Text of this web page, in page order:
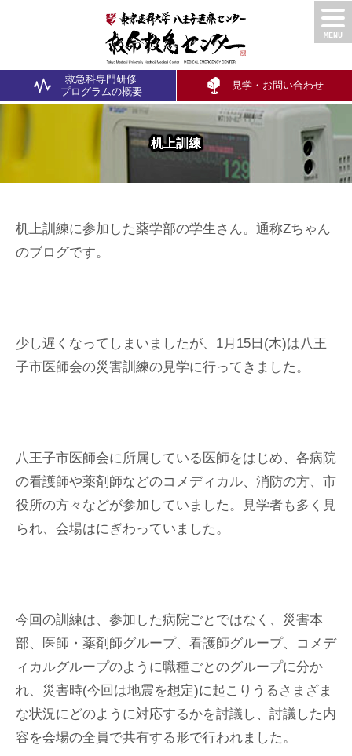
救急科専門研修
プログラムの概要
見学・お問い合わせ
机上訓練
机上訓練に参加した薬学部の学生さん。通称Zちゃん
のブログです。
少し遅くなってしまいましたが、1月15日(木)は八王
子市医師会の災害訓練の見学に行ってきました。
八王子市医師会に所属している医師をはじめ、各病院
の看護師や薬剤師などのコメディカル、消防の方、市
役所の方々などが参加していました。見学者も多く見
られ、会場はにぎわっていました。
今回の訓練は、参加した病院ごとではなく、災害本
部、医師・薬剤師グループ、看護師グループ、コメデ
ィカルグループのように職種ごとのグループに分か
れ、災害時(今回は地震を想定)に起こりうるさまざま
な状況にどのように対応するかを討議し、討議した内
容を会場の全員で共有する形で行われました。